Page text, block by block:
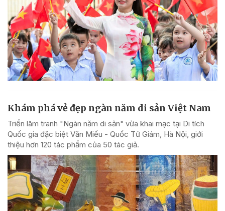
Khám phá vẻ đẹp ngàn năm di sản Việt Nam
Triển lãm tranh "Ngàn năm di sản" vừa khai mạc tại Di tích
Quốc gia đặc biệt Văn Miếu - Quốc Tử Giám, Hà Nội, giới
thiệu hơn 120 tác phẩm của 50 tác giả.